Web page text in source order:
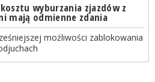
wyburzania zjazdów z
mają odmienne zdania
możliwości zablokowania